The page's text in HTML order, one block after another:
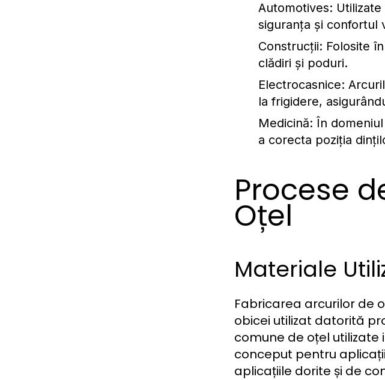
Automotives:
siguranța și confortul
Construcții: Folosite
clădiri și poduri.
Electrocasnice:
la frigidere,
Medicină: În
a corecta poziția
Procese
Oțel
Materiale
Fabricarea arcurilor de
obicei utilizat datorită
comune de oțel utilizate
conceput pentru
aplicațiile dorite și de